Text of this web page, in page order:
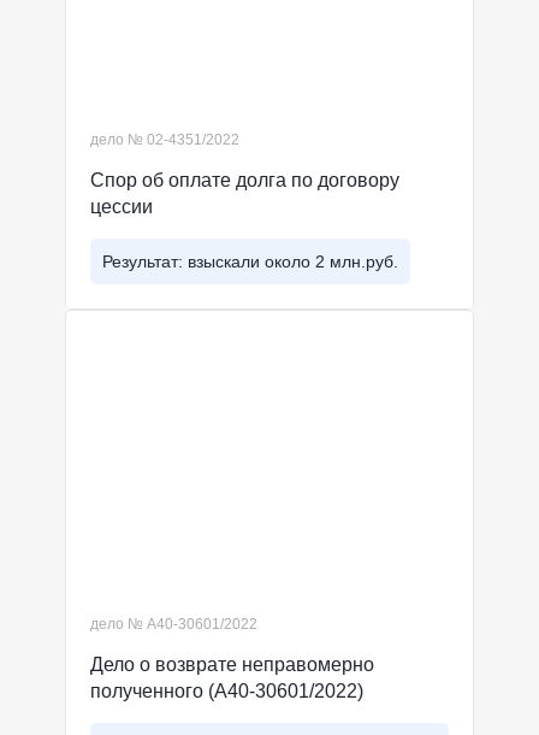
дело № 02-4351/2022
Спор об оплате долга по договору
цессии
Результат: взыскали около 2 млн.руб.
дело № А40-30601/2022
Дело о возврате неправомерно
полученного (А40-30601/2022)